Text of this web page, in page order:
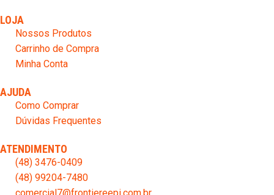
LOJA
Nossos Produtos
Carrinho de Compra
Minha Conta
AJUDA
Como Comprar
Dúvidas Frequentes
ATENDIMENTO
(48) 3476-0409
(48) 99204-7480
comercial7@frontiereepi.com.br